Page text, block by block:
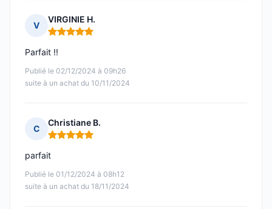
V
VIRGINIE H.
Note : 5 sur 5
Publié le 02/12/2024 à 09h26
suite à un achat du 10/11/2024
Parfait !!
C
Christiane B.
Note : 5 sur 5
Publié le 01/12/2024 à 08h12
suite à un achat du 18/11/2024
parfait